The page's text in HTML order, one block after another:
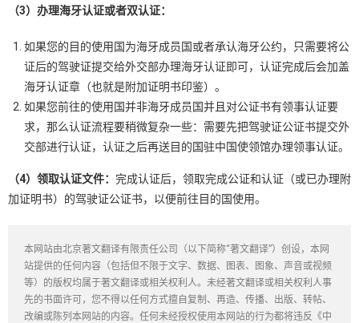
（3）办理海牙认证或者双认证：
如果您的目的使用国为海牙成员国或者承认海牙公约，只需要将公
证后的驾驶证提交给外交部办理海牙认证即可，认证完成后会加盖
海牙认证章（也就是附加证明书印鉴）。
如果您前往的使用国并非海牙成员国并且对公证书有领事认证要
求，那么认证流程要稍微复杂一些：需要先把驾驶证公证书提交外
交部进行认证，认证之后再送目的国驻中国使领馆办理领事认证。
（4）领取认证文件： 完成认证后，领取完成公证和认证（或已办理附
加证明书）的驾驶证公证书，以便前往目的国使用。
本网站由北京著文翻译有限责任公司（以下简称“著文翻译”）创设，本网
站提供的任何内容（包括但不限于文字、数据、图表、图象、声音或视频
等）的版权均属于著文翻译或相关权利人。未经著文翻译或相关权利人事
先的书面许可，您不得以任何方式擅自复制、再造、传播、出版、转帖、
改编或陈列本网站的内容。任何未经授权使用本网站的行为都将违反《中